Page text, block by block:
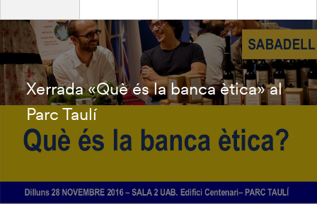
Xerrada «Què és la banca ètica» al
Parc Taulí